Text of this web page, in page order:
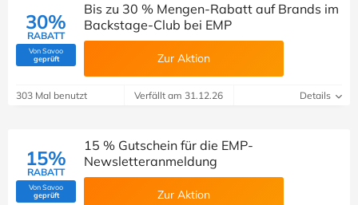
30%
RABATT
Von Savoo
geprüft(Von Savoo geprüft)
Bis zu 30 % Mengen-Rabatt auf Brands im
Backstage-Club bei EMP
Zur Aktion
303 Mal benutzt Verfällt am 31.12.26 Details
15%
RABATT
Von Savoo
geprüft(Von Savoo geprüft)
15 % Gutschein für die EMP-
Newsletteranmeldung
Zur Aktion